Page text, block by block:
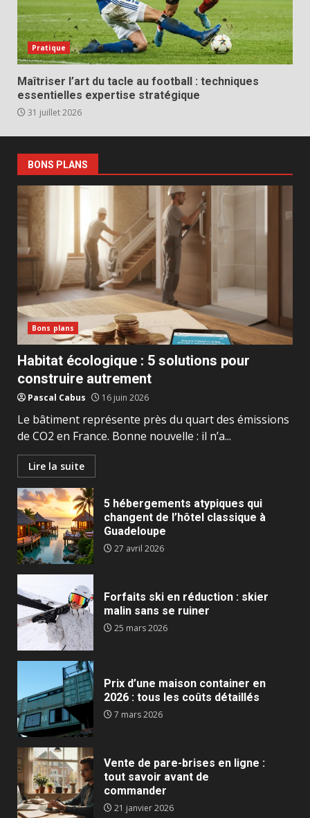
Pratique
Maîtriser l’art du tacle au football : techniques
essentielles expertise stratégique
31 juillet 2026
BONS PLANS
Bons plans
Habitat écologique : 5 solutions pour
construire autrement
Pascal Cabus 16 juin 2026
Le bâtiment représente près du quart des émissions
de CO2 en France. Bonne nouvelle : il n’a...
Lire la suite
5 hébergements atypiques qui
changent de l’hôtel classique à
Guadeloupe
27 avril 2026
Forfaits ski en réduction : skier
malin sans se ruiner
25 mars 2026
Prix d’une maison container en
2026 : tous les coûts détaillés
7 mars 2026
Vente de pare-brises en ligne :
tout savoir avant de
commander
21 janvier 2026